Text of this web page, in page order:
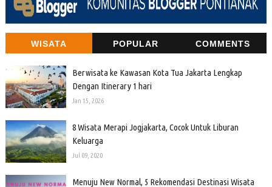
WISATA POPULAR COMMENTS
Berwisata ke Kawasan Kota Tua Jakarta Lengkap
Dengan Itinerary 1 hari
Jan 15, 2026
8 Wisata Merapi Jogjakarta, Cocok Untuk Liburan
Keluarga
Jul 09, 2020
Menuju New Normal, 5 Rekomendasi Destinasi Wisata